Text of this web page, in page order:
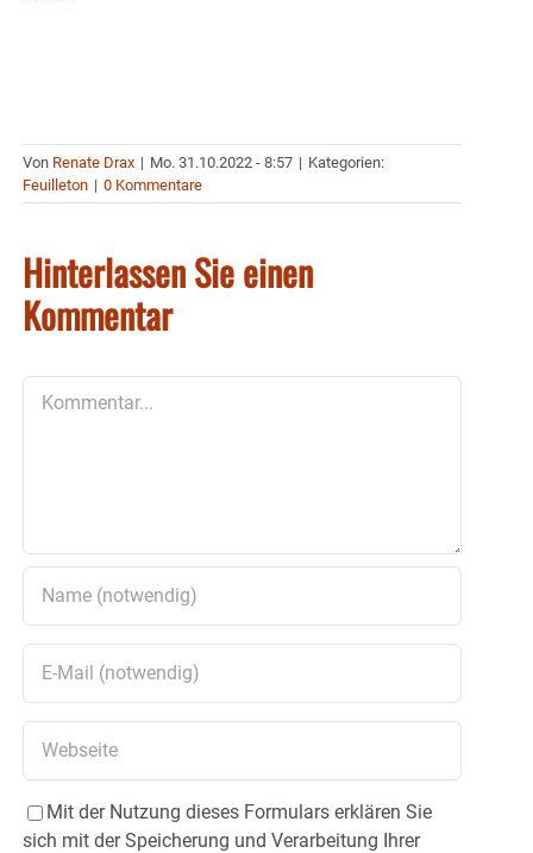
Von Renate Drax | Mo. 31.10.2022 - 8:57 | Kategorien:
Feuilleton | 0 Kommentare
Hinterlassen Sie einen
Kommentar
Mit der Nutzung dieses Formulars erklären Sie
sich mit der Speicherung und Verarbeitung Ihrer